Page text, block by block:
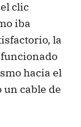
clic
iba
la
hacia el
un cable de